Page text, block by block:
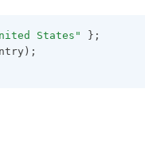
States"
};